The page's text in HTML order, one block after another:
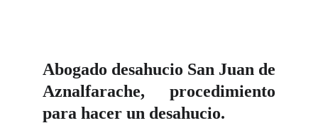
Abogado desahucio San Juan de
Aznalfarache, procedimiento
para hacer un desahucio.